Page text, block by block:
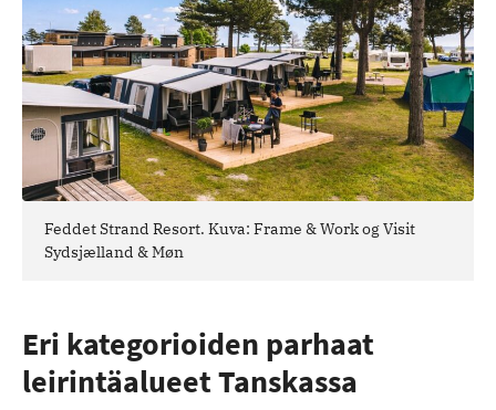
Feddet Strand Resort. Kuva: Frame & Work og Visit
Sydsjælland & Møn
Eri kategorioiden parhaat
leirintäalueet Tanskassa